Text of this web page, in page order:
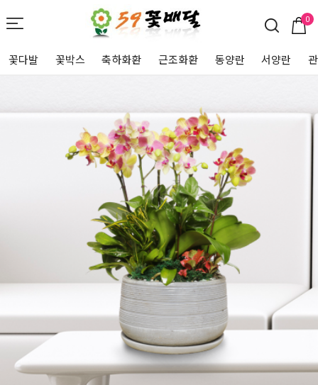
0
꽃다발 꽃박스 축하화환 근조화환 동양란 서양란